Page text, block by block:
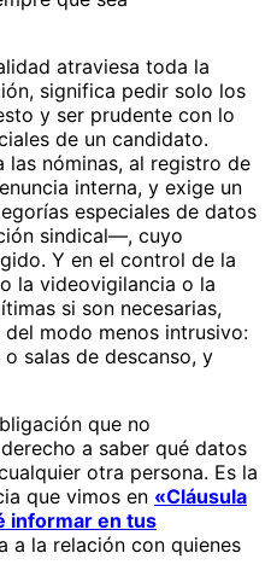
atraviesa toda la
significa pedir solo los
y ser prudente con lo
de un candidato.
nóminas, al registro de
interna, y exige un
especiales de datos
sindical—, cuyo
Y en el control de la
la videovigilancia o la
si son necesarias,
modo menos intrusivo:
salas de descanso, y
que no
a saber qué datos
otra persona. Es la
que vimos en «Cláusula
informar en tus
a la relación con quienes